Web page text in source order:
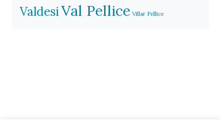
ValdesiVal Pellice Villar Pellice